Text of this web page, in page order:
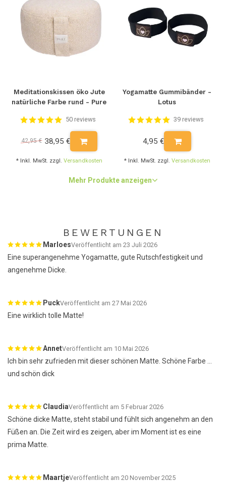
Meditationskissen öko Jute
natürliche Farbe rund - Pure
50 reviews
42,95 € 38,95 €
* Inkl. MwSt. zzgl. Versandkosten
Yogamatte Gummibänder -
Lotus
39 reviews
4,95 €
* Inkl. MwSt. zzgl. Versandkosten
Mehr Produkte anzeigen
BEWERTUNGEN
MarloesVeröffentlicht am 23 Juli 2026
Eine superangenehme Yogamatte, gute Rutschfestigkeit und
angenehme Dicke.
PuckVeröffentlicht am 27 Mai 2026
Eine wirklich tolle Matte!
AnnetVeröffentlicht am 10 Mai 2026
Ich bin sehr zufrieden mit dieser schönen Matte. Schöne Farbe …
und schön dick
ClaudiaVeröffentlicht am 5 Februar 2026
Schöne dicke Matte, steht stabil und fühlt sich angenehm an den
Füßen an. Die Zeit wird es zeigen, aber im Moment ist es eine
prima Matte.
MaartjeVeröffentlicht am 20 November 2025